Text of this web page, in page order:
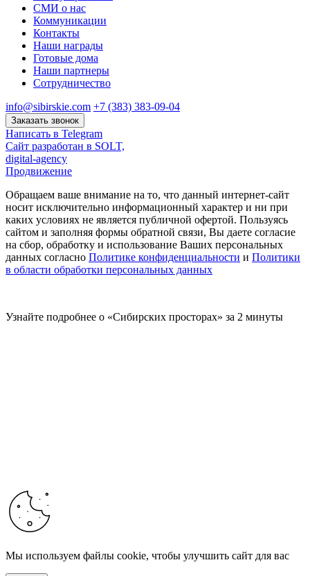
СМИ о нас
Коммуникации
Контакты
Наши награды
Готовые дома
Наши партнеры
Сотрудничество
info@sibirskie.com +7 (383) 383-09-04
Заказать звонок
Написать в Telegram
Сайт разработан в SOLT,
digital-agency
Продвижение
Обращаем ваше внимание на то, что данный интернет-сайт
носит исключительно информационный характер и ни при
каких условиях не является публичной офертой. Пользуясь
сайтом и заполняя формы обратной связи, Вы даете согласие
на сбор, обработку и использование Ваших персональных
данных согласно Политике конфиденциальности и Политики
в области обработки персональных данных
Узнайте подробнее о «Сибирских просторах» за 2 минуты
Мы используем файлы cookie, чтобы улучшить сайт для вас